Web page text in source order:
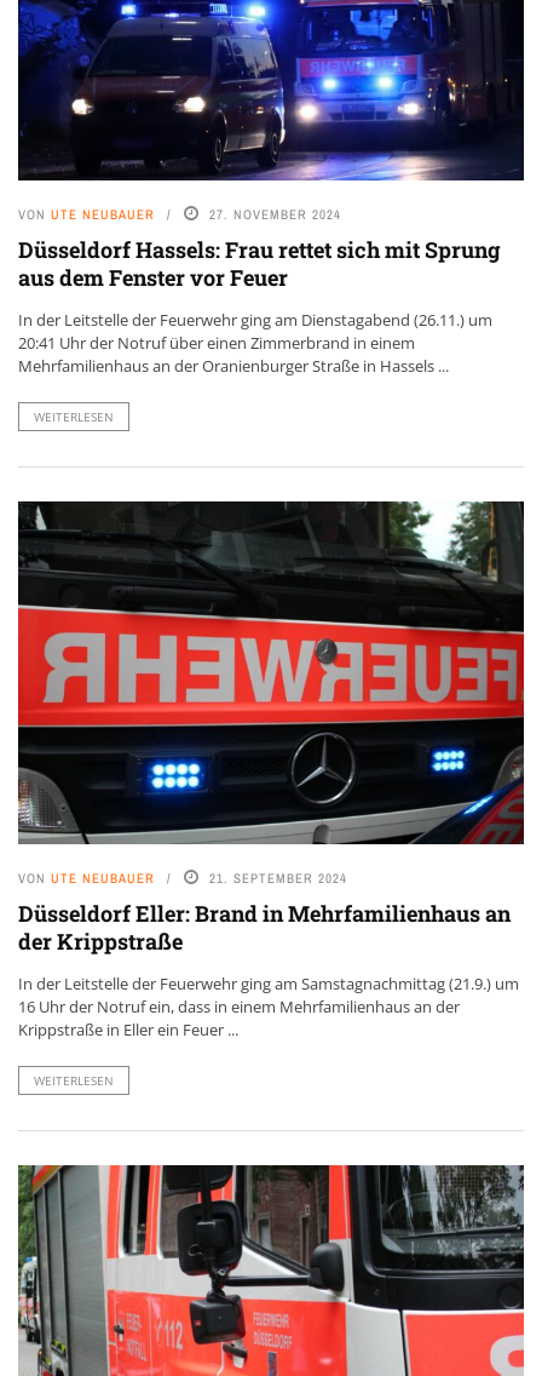
VON UTE NEUBAUER 27. NOVEMBER 2024
Düsseldorf Hassels: Frau rettet sich mit Sprung
aus dem Fenster vor Feuer
In der Leitstelle der Feuerwehr ging am Dienstagabend (26.11.) um
20:41 Uhr der Notruf über einen Zimmerbrand in einem
Mehrfamilienhaus an der Oranienburger Straße in Hassels ...
WEITERLESEN
VON UTE NEUBAUER 21. SEPTEMBER 2024
Düsseldorf Eller: Brand in Mehrfamilienhaus an
der Krippstraße
In der Leitstelle der Feuerwehr ging am Samstagnachmittag (21.9.) um
16 Uhr der Notruf ein, dass in einem Mehrfamilienhaus an der
Krippstraße in Eller ein Feuer ...
WEITERLESEN